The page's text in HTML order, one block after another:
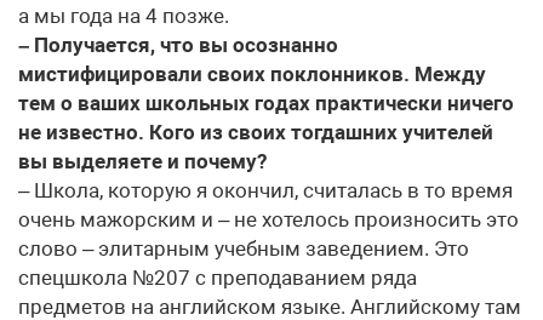
а мы года на 4 позже.
– Получается, что вы осознанно
мистифицировали своих поклонников. Между
тем о ваших школьных годах практически ничего
не известно. Кого из своих тогдашних учителей
вы выделяете и почему?
– Школа, которую я окончил, считалась в то время
очень мажорским и – не хотелось произносить это
слово – элитарным учебным заведением. Это
спецшкола №207 с преподаванием ряда
предметов на английском языке. Английскому там